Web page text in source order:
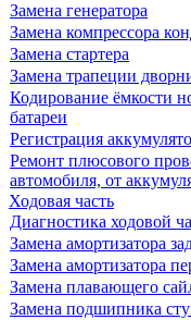
Замена генератора
Замена компрессора
Замена стартера
Замена трапеции
Кодирование ёмкости
батареи
Регистрация
Ремонт плюсового
автомобиля, от
Ходовая часть
Диагностика ходовой
Замена амортизатора
Замена амортизатора
Замена плавающего
Замена подшипника